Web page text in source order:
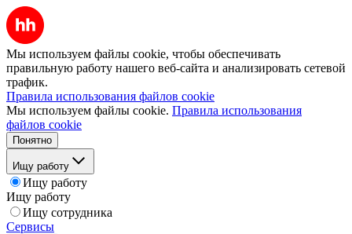
Мы используем файлы cookie, чтобы обеспечивать
правильную работу нашего веб-сайта и анализировать сетевой
трафик.
Правила использования файлов cookie
Мы используем файлы cookie. Правила использования
файлов cookie
Понятно
Ищу работу
Ищу работу
Ищу работу
Ищу сотрудника
Сервисы